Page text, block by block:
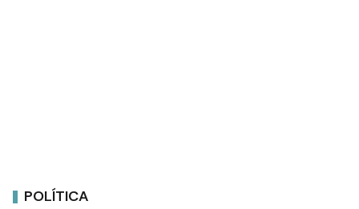
POLÍTICA